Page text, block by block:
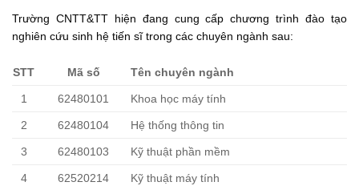
Trường CNTT&TT hiện đang cung cấp chương trình đào tạo
nghiên cứu sinh hệ tiến sĩ trong các chuyên ngành sau:
STT Mã số Tên chuyên ngành
1 62480101 Khoa học máy tính
2 62480104 Hệ thống thông tin
3 62480103 Kỹ thuật phần mềm
4 62520214 Kỹ thuật máy tính